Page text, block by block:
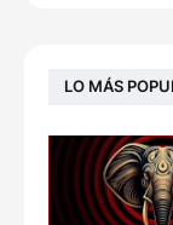
LO MÁS